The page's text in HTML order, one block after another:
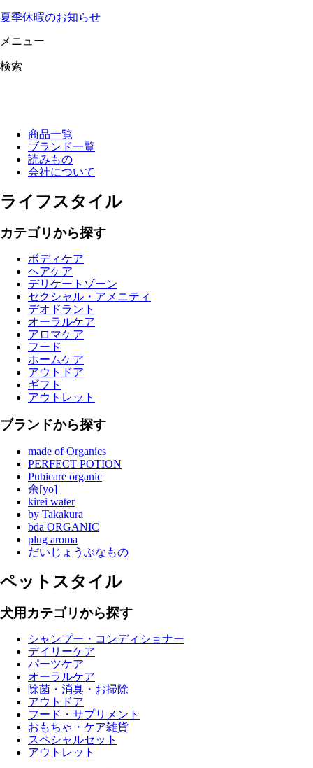
夏季休暇のお知らせ
メニュー
検索
商品一覧
ブランド一覧
読みもの
会社について
ライフスタイル
カテゴリから探す
ボディケア
ヘアケア
デリケートゾーン
セクシャル・アメニティ
デオドラント
オーラルケア
アロマケア
フード
ホームケア
アウトドア
ギフト
アウトレット
ブランドから探す
made of Organics
PERFECT POTION
Pubicare organic
余[yo]
kirei water
by Takakura
bda ORGANIC
plug aroma
だいじょうぶなもの
ペットスタイル
犬用カテゴリから探す
シャンプー・コンディショナー
デイリーケア
パーツケア
オーラルケア
除菌・消臭・お掃除
アウトドア
フード・サプリメント
おもちゃ・ケア雑貨
スペシャルセット
アウトレット